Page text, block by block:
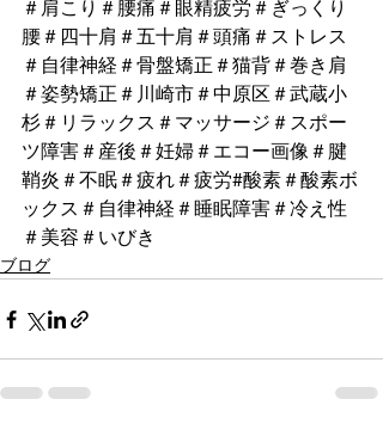
＃肩こり＃腰痛＃眼精疲労＃ぎっくり
腰＃四十肩＃五十肩＃頭痛＃ストレス
＃自律神経＃骨盤矯正＃猫背＃巻き肩
＃姿勢矯正＃川崎市＃中原区＃武蔵小
杉＃リラックス＃マッサージ＃スポー
ツ障害＃産後＃妊婦＃エコー画像＃腱
鞘炎＃不眠＃疲れ＃疲労#酸素＃酸素ボ
ックス＃自律神経＃睡眠障害＃冷え性
＃美容＃いびき
ブログ